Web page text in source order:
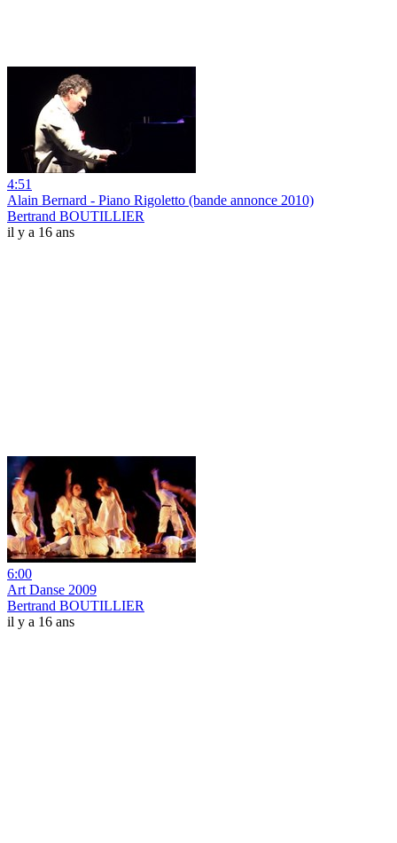
4:51
Alain Bernard - Piano Rigoletto (bande annonce 2010)
Bertrand BOUTILLIER
il y a 16 ans
6:00
Art Danse 2009
Bertrand BOUTILLIER
il y a 16 ans